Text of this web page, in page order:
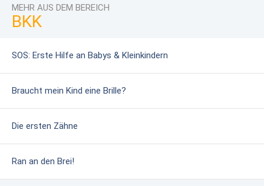
MEHR AUS DEM BEREICH
BKK
SOS: Erste Hilfe an Babys & Kleinkindern
Braucht mein Kind eine Brille?
Die ersten Zähne
Ran an den Brei!